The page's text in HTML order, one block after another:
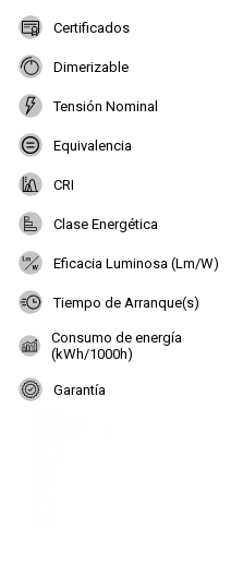
Certificados
Dimerizable
Tensión Nominal
Equivalencia
CRI
Clase Energética
Eficacia Luminosa (Lm/W)
Tiempo de Arranque(s)
Consumo de energía
(kWh/1000h)
Garantía